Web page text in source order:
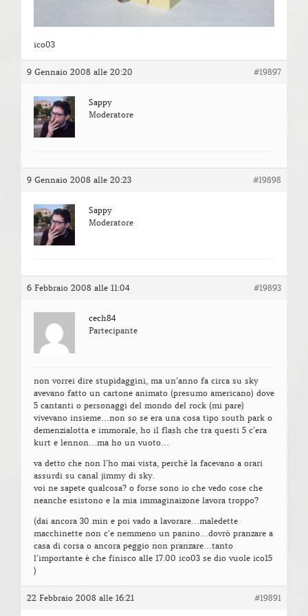
ico03
9 Gennaio 2008 alle 20:20 #19897
Sappy
Moderatore
9 Gennaio 2008 alle 20:23 #19898
Sappy
Moderatore
6 Febbraio 2008 alle 11:04 #19893
cech84
Partecipante
non vorrei dire stupidaggini, ma un’anno fa circa su sky
avevano fatto un cartone animato (presumo americano) dove
5 cantanti o personaggi del mondo del rock (mi pare)
vivevano insieme…non so se era una cosa tipo south park o
demenzialotta e immorale, ho il flash che tra questi 5 c’era
kurt e lennon…ma ho un vuoto…
va detto che non l’ho mai vista, perchè la facevano a orari
assurdi su canal jimmy di sky.
voi ne sapete qualcosa? o forse sono io che vedo cose che
neanche esistono e la mia immaginaizone lavora troppo?
(dai ancora 30 min e poi vado a lavorare…maledette
macchinette non c’e nemmeno un panino…dovrò pranzare a
casa di corsa o ancora peggio non pranzare…tanto
l’importante è che finisco alle 17.00 ico03 se dio vuole ico15
)
22 Febbraio 2008 alle 16:21 #19891